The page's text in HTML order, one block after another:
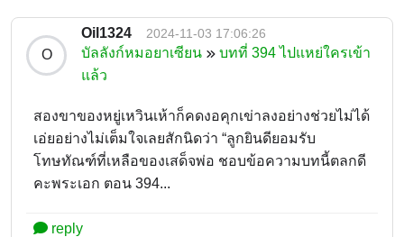
O
Oil1324 2024-11-03 17:06:26
บัลลังก์หมอยาเซียน
บทที่ 394 ไปแหย่ใครเข้า
แล้ว
สองขาของหยู่เหวินเห้าก็คดงอคุกเข่าลงอย่างช่วยไม่ได้
เอ่ยอย่างไม่เต็มใจเลยสักนิดว่า “ลูกยินดียอมรับ
โทษทัณฑ์ที่เหลือของเสด็จพ่อ ชอบข้อความบทนี้ตลกดี
คะพระเอก ตอน 394...
reply